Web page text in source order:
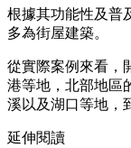
根據其功能性及普
多為街屋建築。
從實際案例來看，
港等地，北部地區
溪以及湖口等地，
延伸閱讀